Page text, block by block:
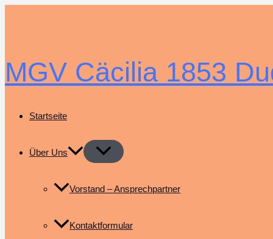
MGV Cäcilia 1853
Startseite
Über Uns
Vorstand – Ansprechpartner
Kontaktformular